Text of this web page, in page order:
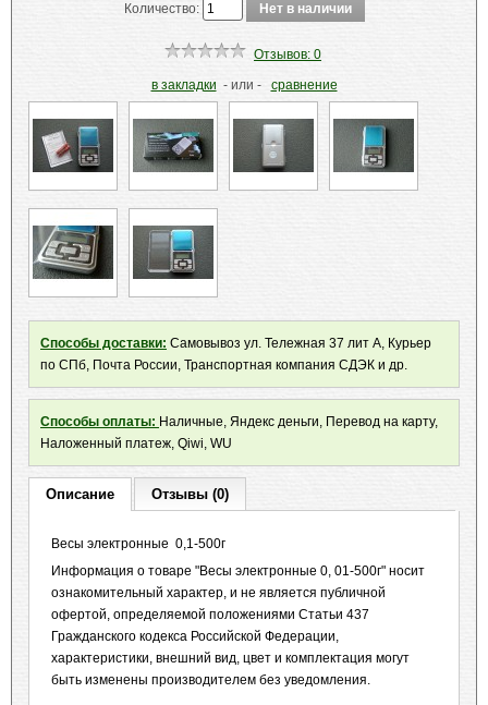
Количество:
Отзывов: 0
в закладки - или - сравнение
Способы доставки: Самовывоз ул. Тележная 37 лит А, Курьер
по СПб, Почта России, Транспортная компания СДЭК и др.
Способы оплаты: Наличные, Яндекс деньги, Перевод на карту,
Наложенный платеж, Qiwi, WU
Описание Отзывы (0)
Весы электронные 0,1-500г
Информация о товаре "Весы электронные 0, 01-500г" носит
ознакомительный характер, и не является публичной
офертой, определяемой положениями Статьи 437
Гражданского кодекса Российской Федерации,
характеристики, внешний вид, цвет и комплектация могут
быть изменены производителем без уведомления.